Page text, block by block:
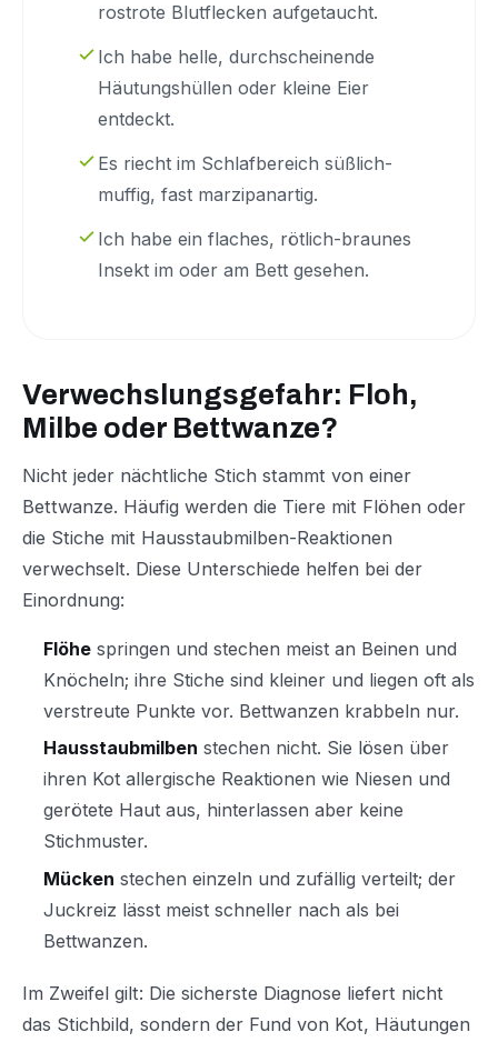
rostrote Blutflecken aufgetaucht.
Ich habe helle, durchscheinende
Häutungshüllen oder kleine Eier
entdeckt.
Es riecht im Schlafbereich süßlich-
muffig, fast marzipanartig.
Ich habe ein flaches, rötlich-braunes
Insekt im oder am Bett gesehen.
Verwechslungsgefahr: Floh,
Milbe oder Bettwanze?
Nicht jeder nächtliche Stich stammt von einer
Bettwanze. Häufig werden die Tiere mit Flöhen oder
die Stiche mit Hausstaubmilben-Reaktionen
verwechselt. Diese Unterschiede helfen bei der
Einordnung:
Flöhe springen und stechen meist an Beinen und
Knöcheln; ihre Stiche sind kleiner und liegen oft als
verstreute Punkte vor. Bettwanzen krabbeln nur.
Hausstaubmilben stechen nicht. Sie lösen über
ihren Kot allergische Reaktionen wie Niesen und
gerötete Haut aus, hinterlassen aber keine
Stichmuster.
Mücken stechen einzeln und zufällig verteilt; der
Juckreiz lässt meist schneller nach als bei
Bettwanzen.
Im Zweifel gilt: Die sicherste Diagnose liefert nicht
das Stichbild, sondern der Fund von Kot, Häutungen